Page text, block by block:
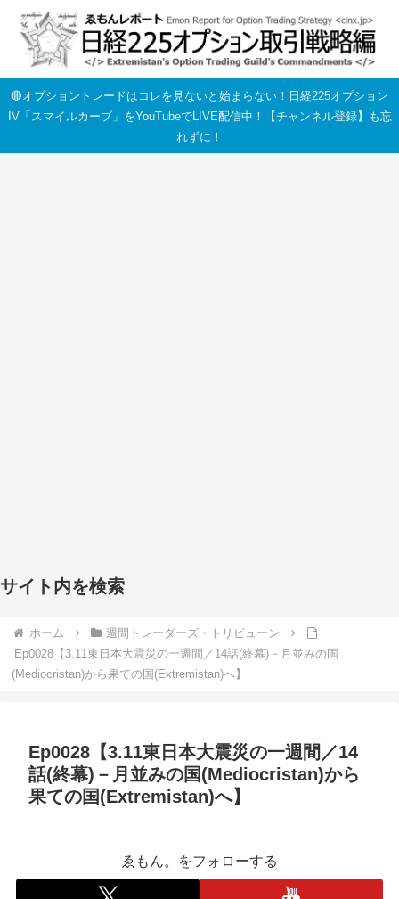
🔴オプショントレードはコレを見ないと始まらない！日経225オプション
IV「スマイルカーブ」をYouTubeでLIVE配信中！【チャンネル登録】も忘
れずに！
サイト内を検索
ホーム
週間トレーダーズ・トリビューン
Ep0028【3.11東日本大震災の一週間／14話(終幕)－月並みの国
(Mediocristan)から果ての国(Extremistan)へ】
Ep0028【3.11東日本大震災の一週間／14
話(終幕)－月並みの国(Mediocristan)から
果ての国(Extremistan)へ】
ゑもん。をフォローする